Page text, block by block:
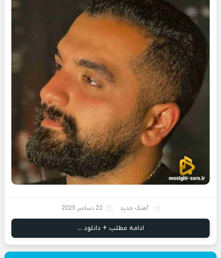
آهنگ جدید 22 دسامبر 2025
ادامه مطلب + دانلود ...